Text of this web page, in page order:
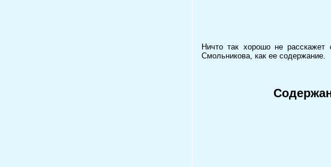
Ничто так хорошо не расскажет
Смольникова, как ее содержание.